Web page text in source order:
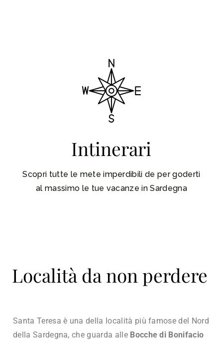
Intinerari
Scopri tutte le mete imperdibili de per goderti
al massimo le tue vacanze in Sardegna
Località da non perdere
Santa Teresa è una della località più famose del Nord
della Sardegna, che guarda alle Bocche di Bonifacio